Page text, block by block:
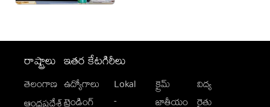
రాష్ట్రాలు
తెలంగాణ
ఆంధ్రప్రదేశ్
ఇతర కేటగిరీలు
ఉద్యోగాలు
ట్రెండింగ్
Lokal
-
క్రైమ్
జాతీయం
విద్య
రైతు